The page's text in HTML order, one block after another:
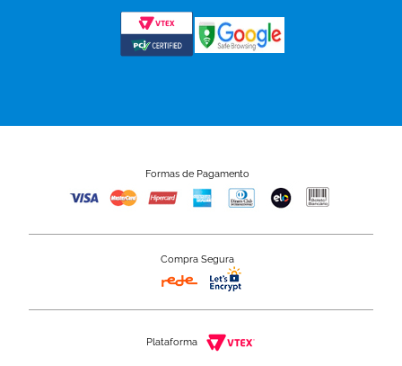
Formas de Pagamento
Compra Segura
Plataforma